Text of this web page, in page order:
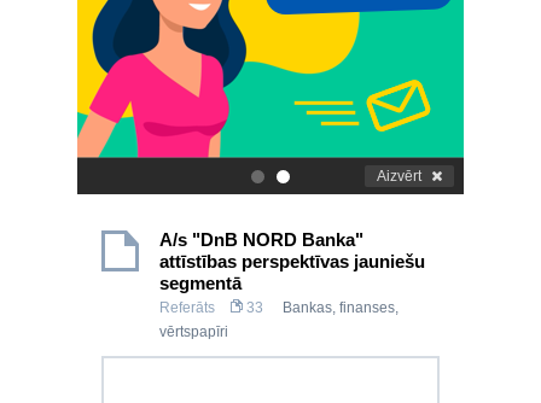
. Aizvērt
A/s "DnB NORD Banka"
attīstības perspektīvas jauniešu
segmentā
Referāts 33
Bankas, finanses,
vērtspapīri